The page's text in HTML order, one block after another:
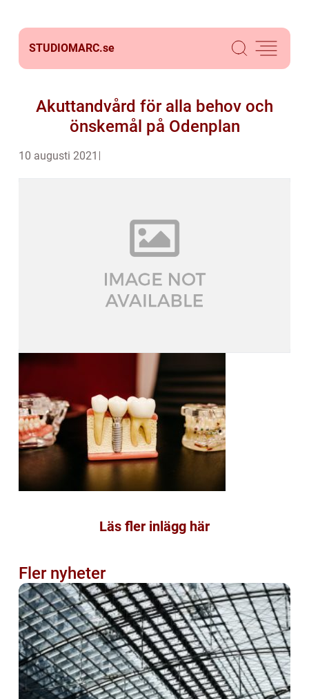
STUDIOMARC.se
Akuttandvård för alla behov och
önskemål på Odenplan
10 augusti 2021
Läs fler inlägg här
Fler nyheter